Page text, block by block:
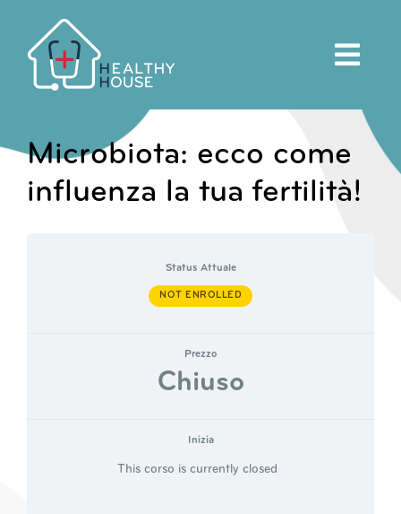
contenuto
Microbiota: ecco come
influenza la tua fertilità!
Status Attuale
NOT ENROLLED
Prezzo
Chiuso
Inizia
This corso is currently closed